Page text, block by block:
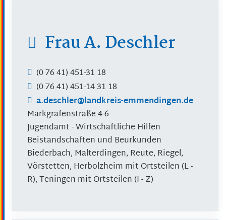
FrauA.Deschler
(07641) 451-31 18
(07641) 451-1431 18
a.deschler@landkreis-emmendingen.de
Markgrafenstraße 4-6
Jugendamt - Wirtschaftliche Hilfen
Beistandschaften und Beurkunden
Biederbach, Malterdingen, Reute, Riegel,
Vörstetten, Herbolzheim mit Ortsteilen (L -
R), Teningen mit Ortsteilen (I - Z)